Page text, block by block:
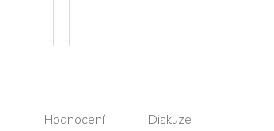
Hodnocení Diskuze